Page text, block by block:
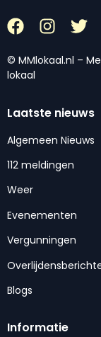
© MMlokaal.nl –
lokaal
Laatste nieuws
Algemeen Nieuws
112 meldingen
Weer
Evenementen
Vergunningen
Blogs
Informatie